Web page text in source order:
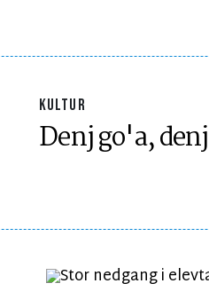
KULTUR
Denj go'a,